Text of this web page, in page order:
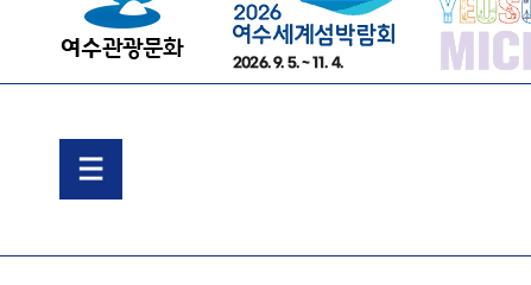
2026. 9. 5. ~ 11. 4.